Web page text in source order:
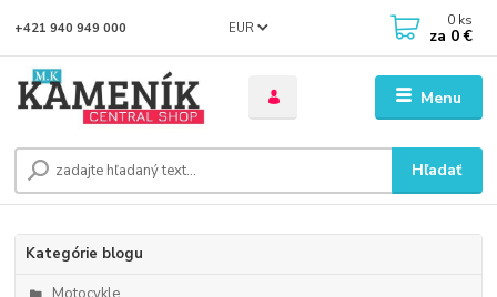
Menu
EUR
Hľadať
+421 940 949 000 0 ks
za 0 €
Kategórie blogu